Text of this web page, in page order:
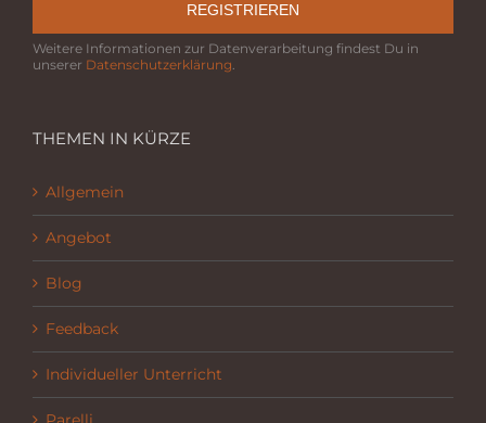
REGISTRIEREN
Weitere Informationen zur Datenverarbeitung findest Du in
unserer Datenschutzerklärung.
THEMEN IN KÜRZE
Allgemein
Angebot
Blog
Feedback
Individueller Unterricht